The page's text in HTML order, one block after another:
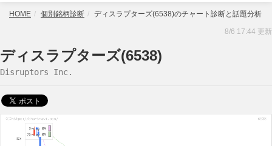
g
e
HOME 個別銘柄診断 ディスラプターズ(6538)のチャート診断と話題分析
8/6 17:44 更新
ディスラプターズ(6538)
Disruptors Inc.